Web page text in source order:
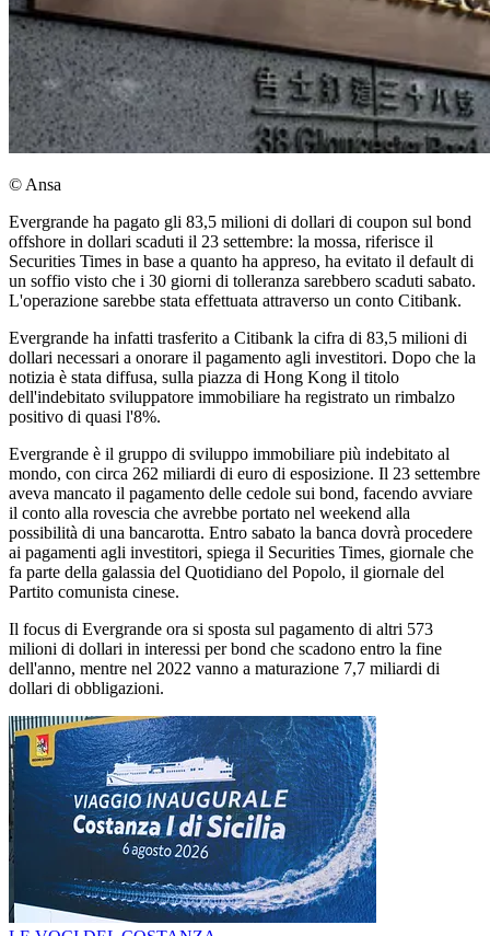
© Ansa
Evergrande ha pagato gli 83,5 milioni di dollari di coupon sul bond
offshore in dollari scaduti il 23 settembre: la mossa, riferisce il
Securities Times in base a quanto ha appreso, ha evitato il default di
un soffio visto che i 30 giorni di tolleranza sarebbero scaduti sabato.
L'operazione sarebbe stata effettuata attraverso un conto Citibank.
Evergrande ha infatti trasferito a Citibank la cifra di 83,5 milioni di
dollari necessari a onorare il pagamento agli investitori. Dopo che la
notizia è stata diffusa, sulla piazza di Hong Kong il titolo
dell'indebitato sviluppatore immobiliare ha registrato un rimbalzo
positivo di quasi l'8%.
Evergrande è il gruppo di sviluppo immobiliare più indebitato al
mondo, con circa 262 miliardi di euro di esposizione. Il 23 settembre
aveva mancato il pagamento delle cedole sui bond, facendo avviare
il conto alla rovescia che avrebbe portato nel weekend alla
possibilità di una bancarotta. Entro sabato la banca dovrà procedere
ai pagamenti agli investitori, spiega il Securities Times, giornale che
fa parte della galassia del Quotidiano del Popolo, il giornale del
Partito comunista cinese.
Il focus di Evergrande ora si sposta sul pagamento di altri 573
milioni di dollari in interessi per bond che scadono entro la fine
dell'anno, mentre nel 2022 vanno a maturazione 7,7 miliardi di
dollari di obbligazioni.